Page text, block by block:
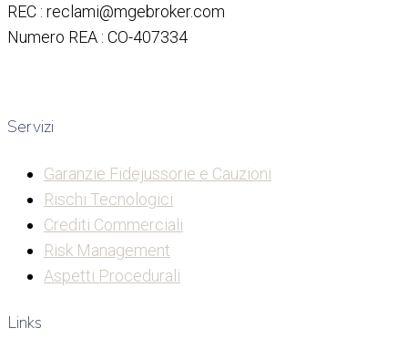
REC : reclami@mgebroker.com
Numero REA : CO-407334
Servizi
Garanzie Fidejussorie e Cauzioni
Rischi Tecnologici
Crediti Commerciali
Risk Management
Aspetti Procedurali
Links